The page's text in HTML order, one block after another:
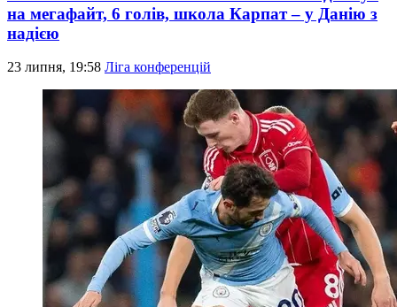
на мегафайт, 6 голів, школа Карпат – у Данію з
надією
23 липня, 19:58 Ліга конференцій